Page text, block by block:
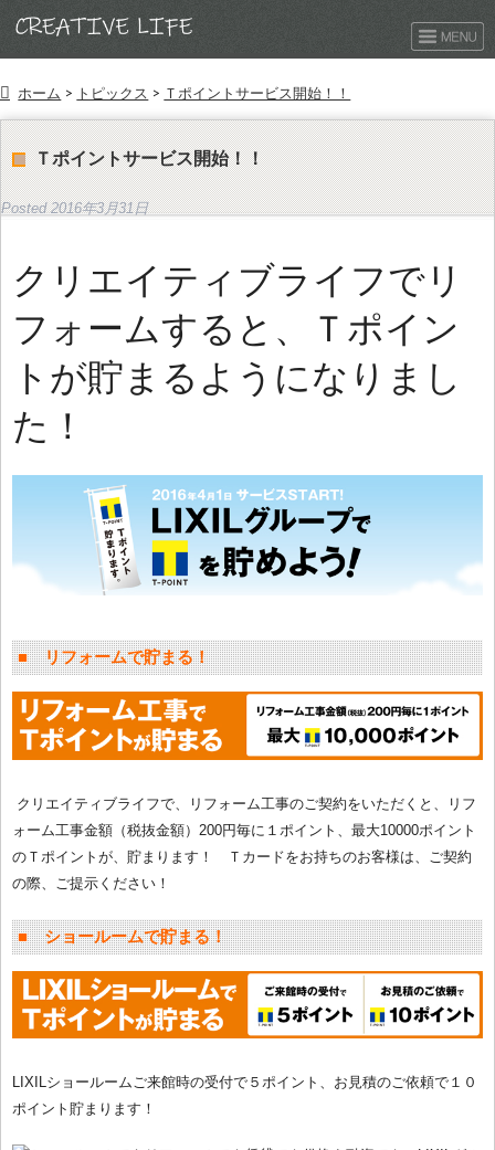
ホーム > トピックス > Ｔポイントサービス開始！！
Ｔポイントサービス開始！！
Posted2016年3月31日
クリエイティブライフでリ
フォームすると、Ｔポイン
トが貯まるようになりまし
た！
■ リフォームで貯まる！
クリエイティブライフで、リフォーム工事のご契約をいただくと、リフ
ォーム工事金額（税抜金額）200円毎に１ポイント、最大10000ポイント
のＴポイントが、貯まります！ Ｔカードをお持ちのお客様は、ご契約
の際、ご提示ください！
■ ショールームで貯まる！
LIXILショールームご来館時の受付で５ポイント、お見積のご依頼で１０
ポイント貯まります！